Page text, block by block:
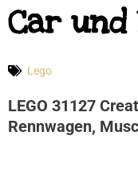
Car und
Lego
LEGO 31127
Rennwagen,